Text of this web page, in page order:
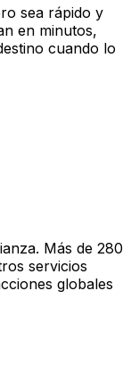
sea rápido y
en minutos,
cuando lo
Más de 280
servicios
globales